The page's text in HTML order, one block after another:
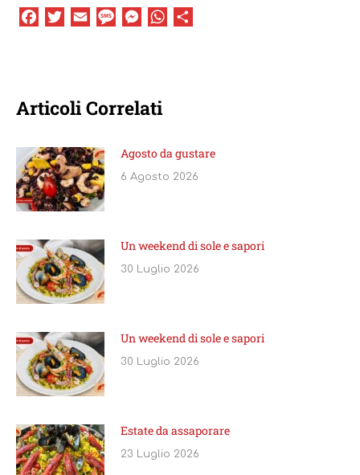
Facebook
TwitterEmailMessageMessenger
WhatsApp
Articoli Correlati
Agosto da gustare
6 Agosto 2026
Un weekend di sole e sapori
30 Luglio 2026
Un weekend di sole e sapori
30 Luglio 2026
Estate da assaporare
23 Luglio 2026